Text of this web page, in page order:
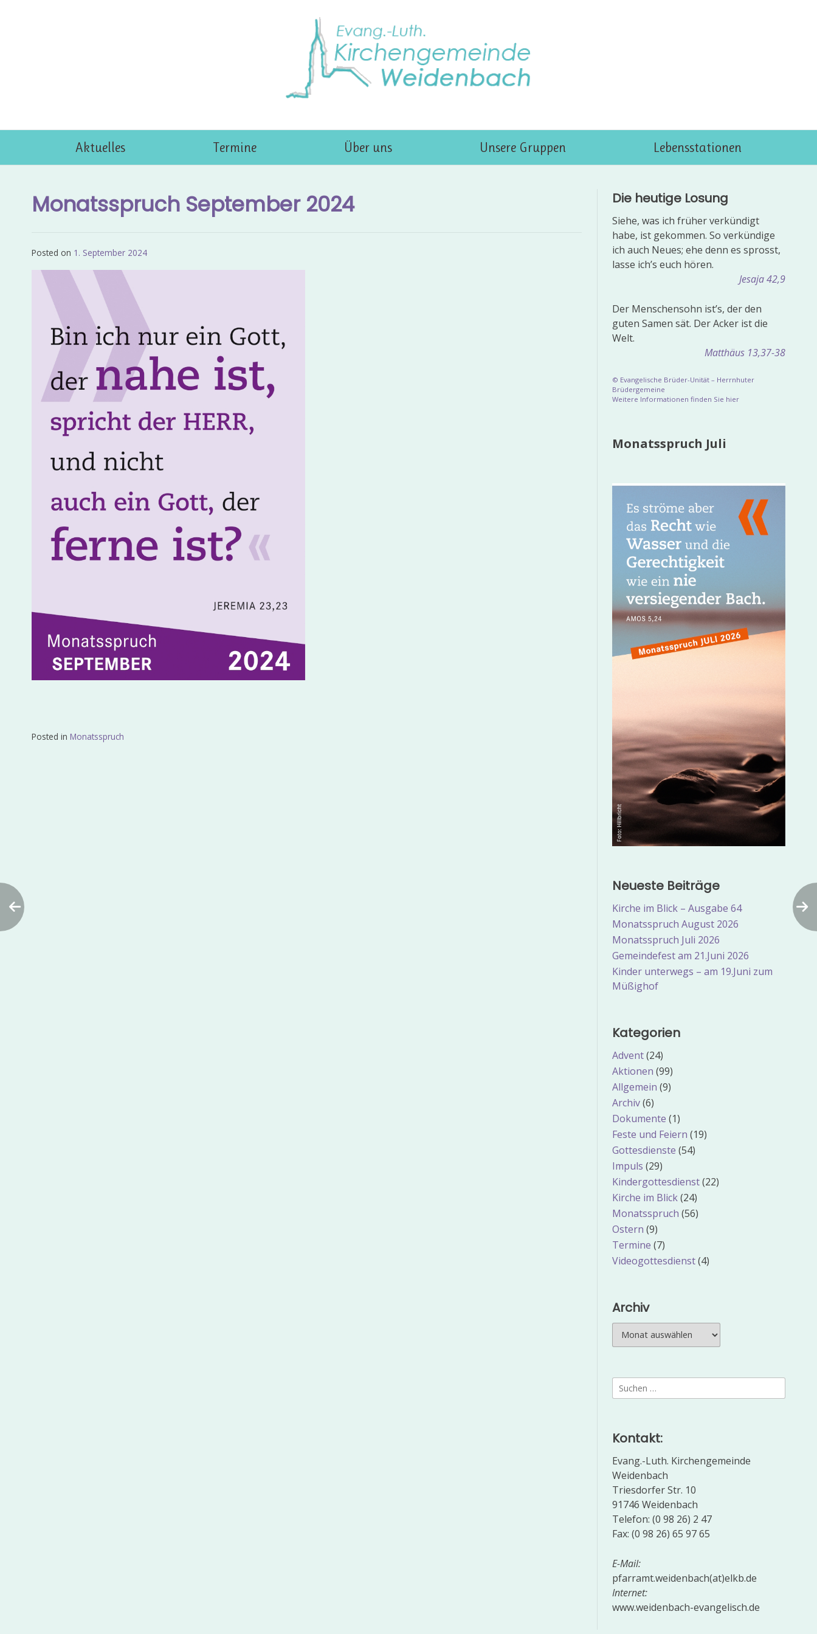
Aktuelles Termine Über uns Unsere Gruppen Lebensstationen
Monatsspruch September 2024
Posted on 1. September 2024
Posted in Monatsspruch
Die heutige Losung
Siehe, was ich früher verkündigt
habe, ist gekommen. So verkündige
ich auch Neues; ehe denn es sprosst,
lasse ich’s euch hören.
Jesaja 42,9
Der Menschensohn ist’s, der den
guten Samen sät. Der Acker ist die
Welt.
Matthäus 13,37-38
© Evangelische Brüder-Unität – Herrnhuter
Brüdergemeine
Weitere Informationen finden Sie hier
Monatsspruch Juli
Neueste Beiträge
Kirche im Blick – Ausgabe 64
Monatsspruch August 2026
Monatsspruch Juli 2026
Gemeindefest am 21.Juni 2026
Kinder unterwegs – am 19.Juni zum
Müßighof
Kategorien
Advent(24)
Aktionen (99)
Allgemein (9)
Archiv(6)
Dokumente (1)
Feste und Feiern (19)
Gottesdienste (54)
Impuls (29)
Kindergottesdienst(22)
Kirche im Blick(24)
Monatsspruch (56)
Ostern (9)
Termine (7)
Videogottesdienst(4)
Archiv
Archiv
Suchen
nach:
Kontakt:
Evang.-Luth. Kirchengemeinde
Weidenbach
Triesdorfer Str. 10
91746 Weidenbach
Telefon: (0 98 26) 2 47
Fax: (0 98 26) 65 97 65
E-Mail:
pfarramt.weidenbach(at)elkb.de
Internet:
www.weidenbach-evangelisch.de